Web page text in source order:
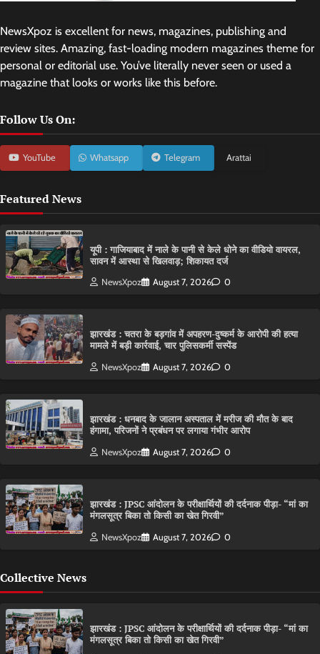
NewsXpoz is excellent for news, magazines, publishing and
review sites. Amazing, fast-loading modern magazines theme for
personal or editorial use. You’ve literally never seen or used a
magazine that looks or works like this before.
Follow Us On:
YouTube Whatsapp Telegram Arattai
Featured News
यूपी : गाजियाबाद में नाले के पानी से केले धोने का वीडियो वायरल,
सावन में आस्था से खिलवाड़; शिकायत दर्ज
NewsXpoz August 7, 2026 0
झारखंड : चतरा के बड़गांव में अपहरण-दुष्कर्म के आरोपी की हत्या
मामले में बड़ी कार्रवाई, चार पुलिसकर्मी सस्पेंड
NewsXpoz August 7, 2026 0
झारखंड : धनबाद के जालान अस्पताल में मरीज की मौत के बाद
हंगामा, परिजनों ने प्रबंधन पर लगाया गंभीर आरोप
NewsXpoz August 7, 2026 0
झारखंड : JPSC आंदोलन के परीक्षार्थियों की दर्दनाक पीड़ा- “मां का
मंगलसूत्र बिका तो किसी का खेत गिरवी”
NewsXpoz August 7, 2026 0
Collective News
झारखंड : JPSC आंदोलन के परीक्षार्थियों की दर्दनाक पीड़ा- “मां का
मंगलसूत्र बिका तो किसी का खेत गिरवी”